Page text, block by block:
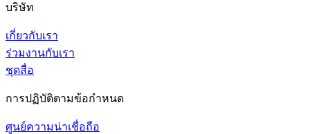
บริษัท
เกี่ยวกับเรา
ร่วมงานกับเรา
ชุดสื่อ
การปฏิบัติตามข้อกำหนด
ศูนย์ความน่าเชื่อถือ